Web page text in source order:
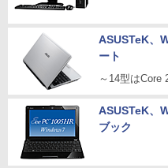
ASUSTeK、
ート
～14型はCore
ASUSTeK、
ブック